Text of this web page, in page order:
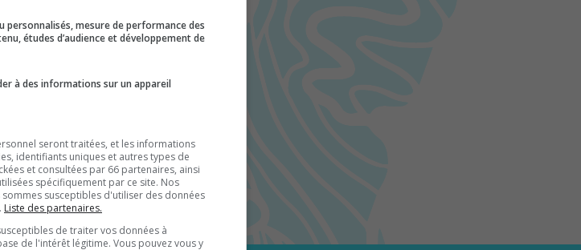
personnalisés, mesure de performance des
études d’audience et développement de
à des informations sur un appareil
seront traitées, et les informations
identifiants uniques et autres types de
et consultées par 66 partenaires, ainsi
spécifiquement par ce site. Nos
susceptibles d'utiliser des données
Liste des partenaires.
de traiter vos données à
de l'intérêt légitime. Vous pouvez vous y